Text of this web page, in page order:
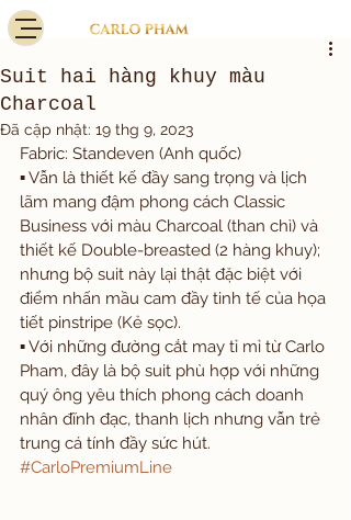
Suit hai hàng khuy màu
Charcoal
Đã cập nhật: 19 thg 9, 2023
Fabric: Standeven (Anh quốc)
▪️ Vẫn là thiết kế đầy sang trọng và lịch
lãm mang đậm phong cách Classic
Business với màu Charcoal (than chì) và
thiết kế Double-breasted (2 hàng khuy);
nhưng bộ suit này lại thật đặc biệt với
điểm nhấn mầu cam đầy tinh tế của họa
tiết pinstripe (Kẻ sọc).
▪️ Với những đường cắt may tỉ mỉ từ Carlo
Pham, đây là bộ suit phù hợp với những
quý ông yêu thích phong cách doanh
nhân đĩnh đạc, thanh lịch nhưng vẫn trẻ
trung cá tính đầy sức hút.
#CarloPremiumLine